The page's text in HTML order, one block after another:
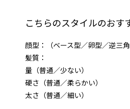
こちらのスタイルのおす
顔型：（ベース型／卵型／逆三角
髪質：
量（普通／少ない）
硬さ（普通／柔らかい）
太さ（普通／細い）